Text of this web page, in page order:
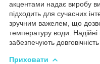
акцентами надає виробу
підходить для сучасних
зручним важелем, що
температуру води. Надійні
забезпечують
Приховати